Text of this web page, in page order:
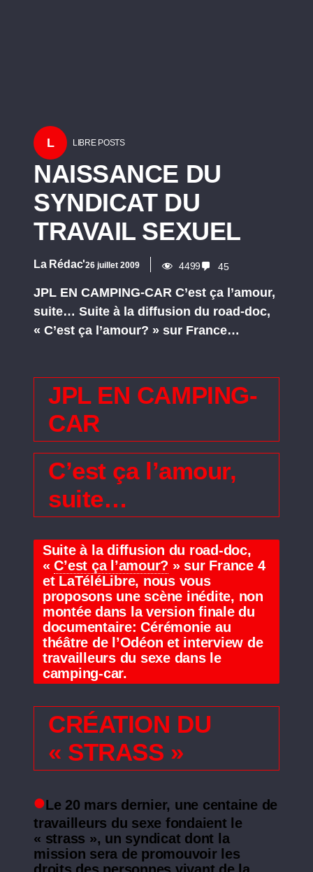
L LIBRE POSTS
NAISSANCE DU
SYNDICAT DU
TRAVAIL SEXUEL
La Rédac'26 juillet 2009 4499 45
JPL EN CAMPING-CAR C’est ça l’amour,
suite… Suite à la diffusion du road-doc,
« C’est ça l’amour? » sur France…
JPL EN CAMPING-
CAR
C’est ça l’amour,
suite…
Suite à la diffusion du road-doc,
«C’est ça l’amour? » sur France 4
et LaTéléLibre, nous vous
proposons une scène inédite, non
montée dans la version finale du
documentaire: Cérémonie au
théâtre de l’Odéon et interview de
travailleurs du sexe dans le
camping-car.
CRÉATION DU
« STRASS »
Le 20 mars dernier, une centaine de
travailleurs du sexe fondaient le
« strass », un syndicat dont la
mission sera de promouvoir les